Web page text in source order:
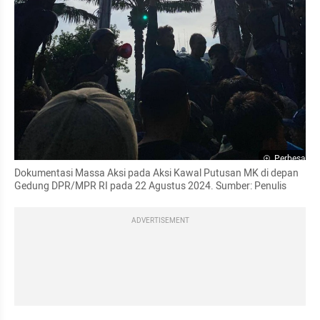
Perbesar
Dokumentasi Massa Aksi pada Aksi Kawal Putusan MK di depan
Gedung DPR/MPR RI pada 22 Agustus 2024. Sumber: Penulis
ADVERTISEMENT